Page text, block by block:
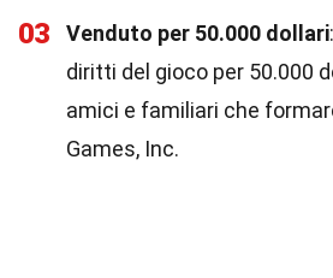
03 Venduto per 50.000 dollari
diritti del gioco per 50.000
amici e familiari che
Games, Inc.